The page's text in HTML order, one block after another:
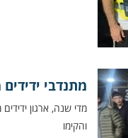
מתנדבי
מדי שנה, ארגון
והקימו